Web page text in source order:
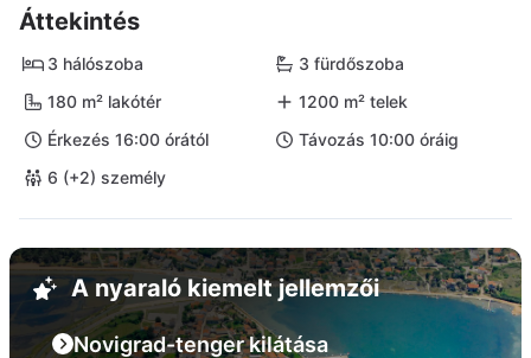
Áttekintés
3 hálószoba
3 fürdőszoba
180 m² lakótér
1200 m² telek
Érkezés 16:00 órától
Távozás 10:00 óráig
6 (+2) személy
A nyaraló kiemelt jellemzői
Novigrad-tenger kilátása